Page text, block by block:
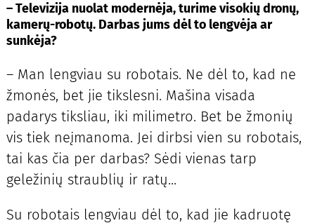
– Televizija nuolat modernėja, turime visokių dronų,
kamerų-robotų. Darbas jums dėl to lengvėja ar
sunkėja?
– Man lengviau su robotais. Ne dėl to, kad ne
žmonės, bet jie tikslesni. Mašina visada
padarys tiksliau, iki milimetro. Bet be žmonių
vis tiek neįmanoma. Jei dirbsi vien su robotais,
tai kas čia per darbas? Sėdi vienas tarp
geležinių straublių ir ratų...
Su robotais lengviau dėl to, kad jie kadruotę